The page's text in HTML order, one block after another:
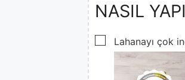
NASIL
▢Lahanayı çok